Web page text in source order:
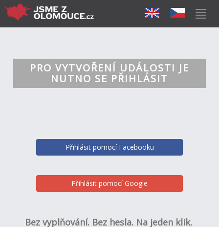
PRO VYTVOŘENÍ UDÁLOSTI JE
NUTNO SE PŘIHLÁSIT
Přihlásit pomocí Facebooku
Přihlásit pomocí Google
Bez vyplňování. Bez hesla. Na jeden klik.